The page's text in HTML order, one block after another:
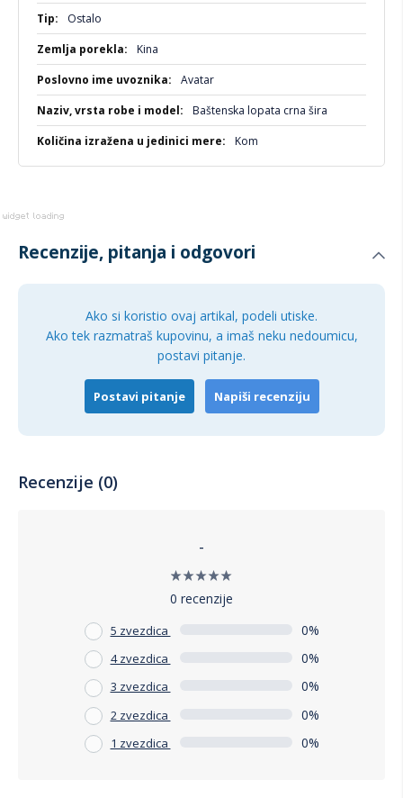
Napominjemo da se angažujemo kako bismo pružili
najprecizniji opis proizvoda uz detaljne slike i cene. Međutim,
moramo istaći da ne možemo garantovati potpunu tačnost
svih informacija bez eventualnih grešaka.
Više
informacija
Ostalo
Kina
Avatar
Baštenska lopata crna šira
Kom
Recenzije, pitanja i odgovori
Ako si koristio ovaj artikal, podeli utiske.
Ako tek razmatraš kupovinu, a imaš neku nedoumicu,
postavi pitanje.
Postavi pitanje Napiši recenziju
Recenzije (0)
-
0 recenzije
5 zvezdica 0%
4 zvezdica 0%
3 zvezdica 0%
2 zvezdica 0%
1 zvezdica 0%